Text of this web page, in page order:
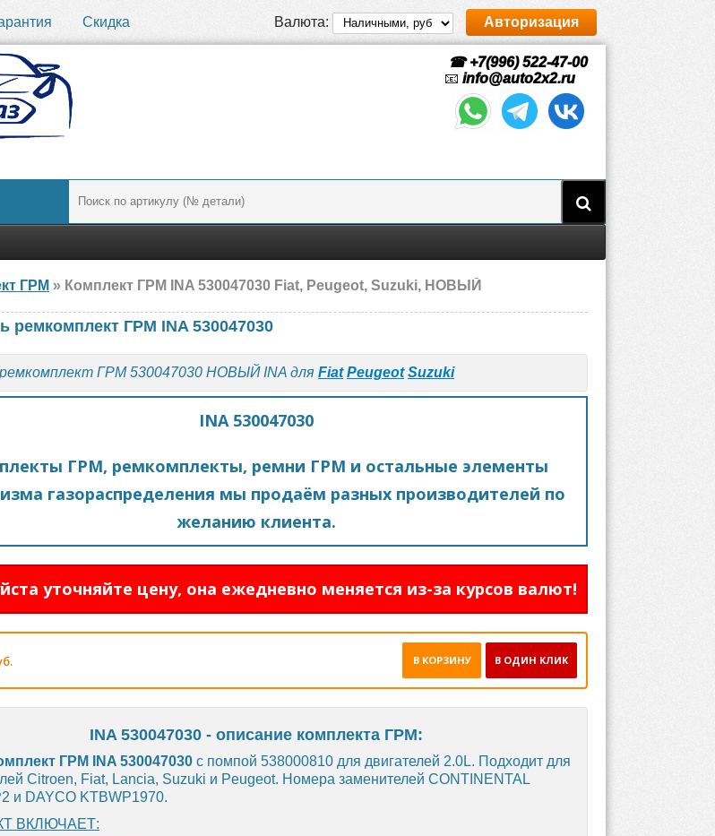
Скидка Валюта: Авторизация
☎ +7(996) 522-47-00
📧 info@auto2x2.ru
ГРМ » Комплект ГРМ INA 530047030 Fiat, Peugeot, Suzuki, НОВЫЙ
ремкомплект ГРМ INA 530047030
ГРМ 530047030 НОВЫЙ INA для Fiat Peugeot Suzuki
INA 530047030
ГРМ, ремкомплекты, ремни ГРМ и остальные элементы
газораспределения мы продаём разных производителей по
желанию клиента.
уточняйте цену, она ежедневно меняется из-за курсов валют!
В ОДИН КЛИК
В КОРЗИНУ
INA 530047030 - описание комплекта ГРМ:
ГРМ INA 530047030 с помпой 538000810 для двигателей 2.0L. Подходит для
Citroen, Fiat, Lancia, Suzuki и Peugeot. Номера заменителей CONTINENTAL
и DAYCO KTBWP1970.
ВКЛЮЧАЕТ: